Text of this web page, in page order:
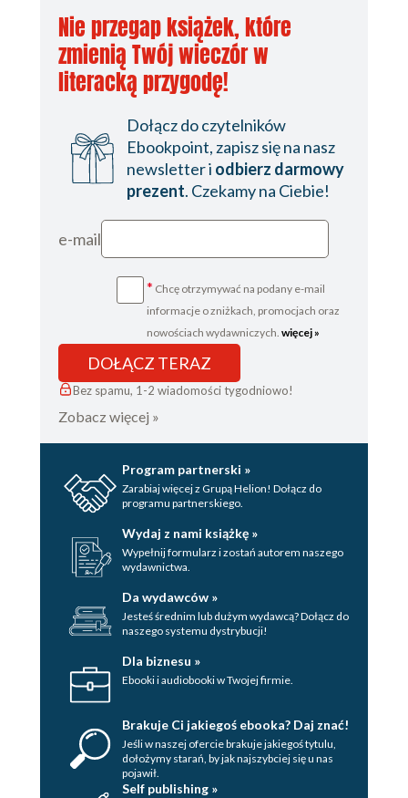
Nie przegap książek, które
zmienią Twój wieczór w
literacką przygodę!
Dołącz do czytelników
Ebookpoint, zapisz się na nasz
newsletter i odbierz darmowy
prezent. Czekamy na Ciebie!
e-mail
* Chcę otrzymywać na podany e-mail
informacje o zniżkach, promocjach oraz
nowościach wydawniczych. więcej »
DOŁĄCZ TERAZ
Bez spamu, 1-2 wiadomości tygodniowo!
Zobacz więcej »
Program partnerski »
Zarabiaj więcej z Grupą Helion! Dołącz do
programu partnerskiego.
Wydaj z nami książkę »
Wypełnij formularz i zostań autorem naszego
wydawnictwa.
Da wydawców »
Jesteś średnim lub dużym wydawcą? Dołącz do
naszego systemu dystrybucji!
Dla biznesu »
Ebooki i audiobooki w Twojej firmie.
Brakuje Ci jakiegoś ebooka? Daj znać!
Jeśli w naszej ofercie brakuje jakiegoś tytulu,
dołożymy starań, by jak najszybciej się u nas
pojawił.
Self publishing »